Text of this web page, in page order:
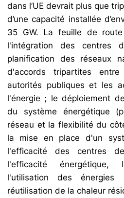
dans l’UE devrait plus que
d’une capacité installée
35 GW. La feuille de
l'intégration des centres
planification des réseaux
d'accords tripartites
autorités publiques et les
l'énergie ; le déploiement
du système énergétique
réseau et la flexibilité du
la mise en place d'un
l'efficacité des centres
l'efficacité énergétique,
l'utilisation des énergies
réutilisation de la chaleur